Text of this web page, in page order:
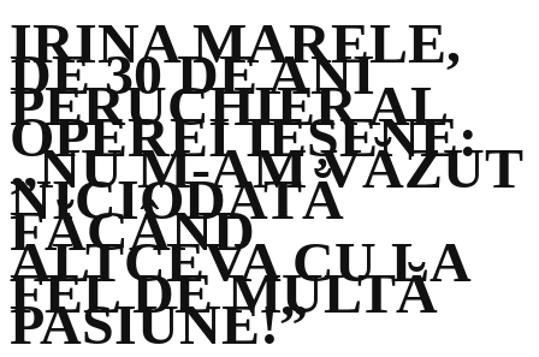
IRINA MARELE,
DE 30 DE ANI
PERUCHIER AL
OPEREI IEȘENE:
„NU M-AM VĂZUT
NICIODATĂ
FĂCÂND
ALTCEVA CU LA
FEL DE MULTĂ
PASIUNE!”